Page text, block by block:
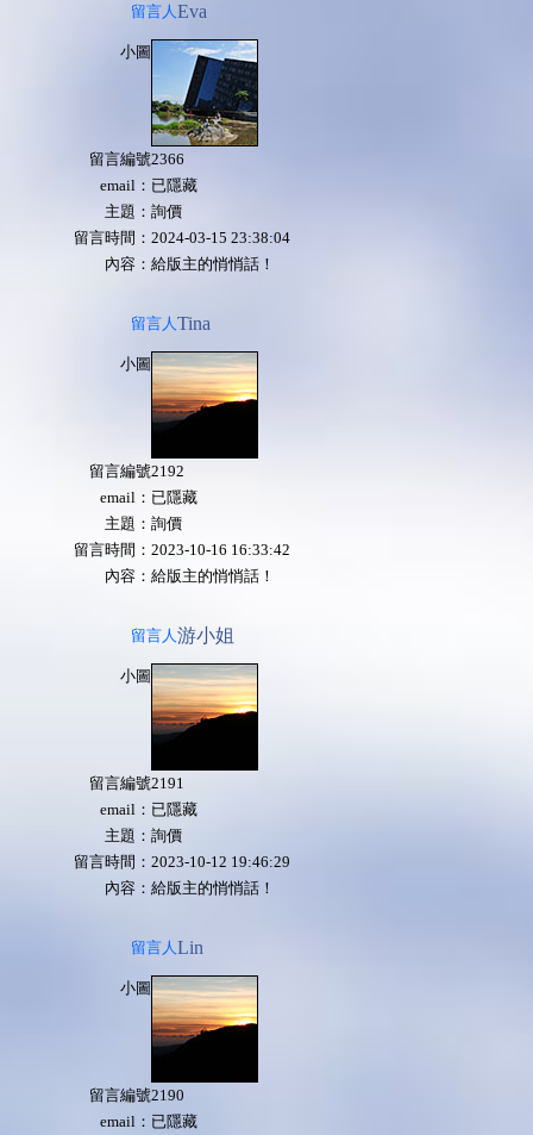
留言人Eva
小圖
留言編號2366
email： 已隱藏
主題： 詢價
留言時間： 2024-03-15 23:38:04
內容： 給版主的悄悄話！
留言人Tina
小圖
留言編號2192
email： 已隱藏
主題： 詢價
留言時間： 2023-10-16 16:33:42
內容： 給版主的悄悄話！
留言人游小姐
小圖
留言編號2191
email： 已隱藏
主題： 詢價
留言時間： 2023-10-12 19:46:29
內容： 給版主的悄悄話！
留言人Lin
小圖
留言編號2190
email： 已隱藏